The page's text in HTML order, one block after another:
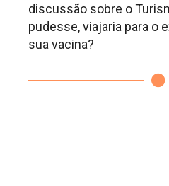
discussão sobre o
pudesse, viajaria para o
sua vacina?